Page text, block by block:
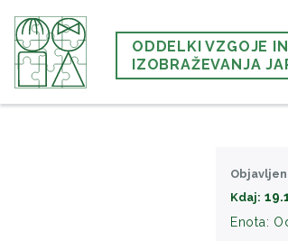
ODDELKI VZGOJE IN
IZOBRAŽEVANJA
Kdaj:
Enota: